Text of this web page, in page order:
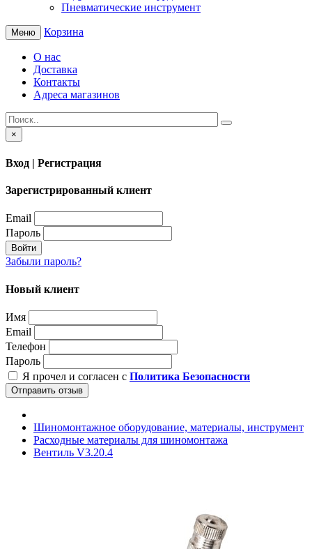
Пневматические инструмент
Меню Корзина
О нас
Доставка
Контакты
Адреса магазинов
×
Вход | Регистрация
Зарегистрированный клиент
Email
Пароль
Войти
Забыли пароль?
Новый клиент
Имя
Email
Телефон
Пароль
Я прочел и согласен с Политика Безопасности
Отправить отзыв
Шиномонтажное оборудование, материалы, инструмент
Расходные материалы для шиномонтажа
Вентиль V3.20.4